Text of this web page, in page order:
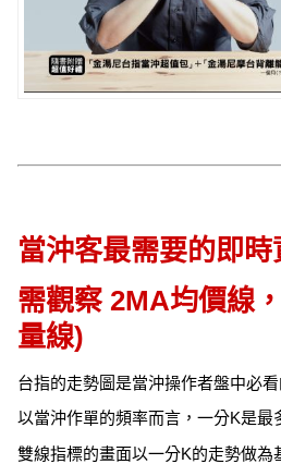
當沖客最需要的即時
需觀察 2MA均價線
量線)
台指的走勢圖是當沖操作者盤中必看
以當沖作單的頻率而言，一分K是最
雙線指標的畫面以一分K的走勢做為